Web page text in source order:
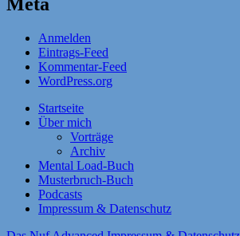
Anmelden
Eintrags-Feed
Kommentar-Feed
WordPress.org
Startseite
Über mich
Vorträge
Archiv
Mental Load-Buch
Musterbruch-Buch
Podcasts
Impressum & Datenschutz